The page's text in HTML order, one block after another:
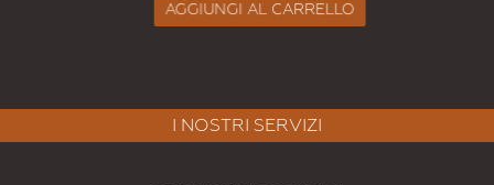
AGGIUNGI AL CARRELLO
I NOSTRI SERVIZI